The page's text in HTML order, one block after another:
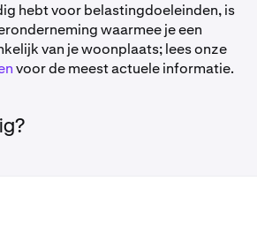
hebt voor belastingdoeleinden, is
waarmee je een
van je woonplaats; lees onze
voor de meest actuele informatie.